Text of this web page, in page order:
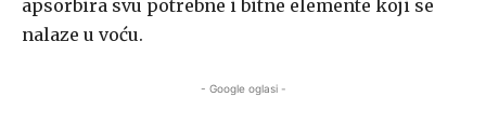
apsorbira svu potrebne i bitne elemente koji se
nalaze u voću.
- Google oglasi -